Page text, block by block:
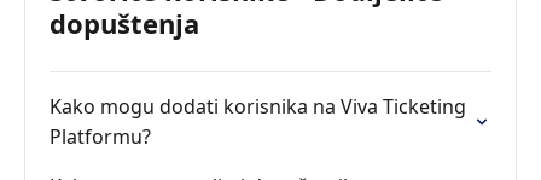
dopuštenja
Kako mogu dodati korisnika na Viva Ticketing
Platformu?